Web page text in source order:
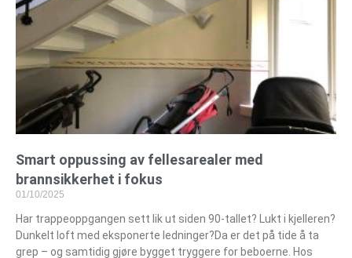
Smart oppussing av fellesarealer med
brannsikkerhet i fokus
01/10/2025
Har trappeoppgangen sett lik ut siden 90-tallet? Lukt i kjelleren?
Dunkelt loft med eksponerte ledninger?Da er det på tide å ta
grep – og samtidig gjøre bygget tryggere for beboerne. Hos